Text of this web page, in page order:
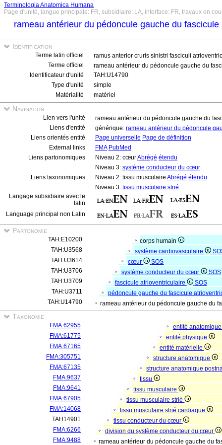
Terminologia Anatomica Humana
Page d'unité, langue principale: FR, subsidiaire: LA, interface: FR, travaux en
rameau antérieur du pédoncule gauche du
Identification
Terme latin officiel
ramus anterior cruris sinistri fasciculi
Terme officiel
rameau antérieur du pédoncule gauche du
Identificateur d'unité
TAH:U14790
Type d'unité
simple
Matérialité
matériel
Navigation
Lien vers l'unité
rameau antérieur du pédoncule gauche du
Liens d'entité
générique: rameau antérieur du pédoncule
Liens orientés entité
Page universelle Page de définition
External links
FMA PubMed
Liens partonomiques
Niveau 2: cœurAbrégé étendu
Niveau 3: système conducteur du cœur
Liens taxonomiques
Niveau 2: tissu musculaire Abrégé étendu
Niveau 3: tissu musculaire strié
Langage subsidiaire avec le
latin
Language principal non Latin
Partonomie
TAH:E10200
corps humain
TAH:U3568
système cardiovasculaire
TAH:U3614
cœur
SOS
TAH:U3706
système conducteur du cœur
SOS
TAH:U3709
fascicule atrioventriculaire
SOS
TAH:U3711
pédoncule gauche du fascicule
TAH:U14790
rameau antérieur du pédoncule gauche du
Taxonomie
FMA:62955
entité
FMA:61775
entité physique
FMA:67165
entité matérielle
FMA:305751
structure anatomique
FMA:67135
structure anatomique
FMA:9637
tissu
FMA:9641
tissu musculaire
FMA:67905
tissu musculaire strié
FMA:14068
tissu musculaire strié cardiaque
TAH14901
tissu conducteur du cœur
FMA:6266
division du système conducteur du cœur
FMA:9488
rameau antérieur du pédoncule gauche du